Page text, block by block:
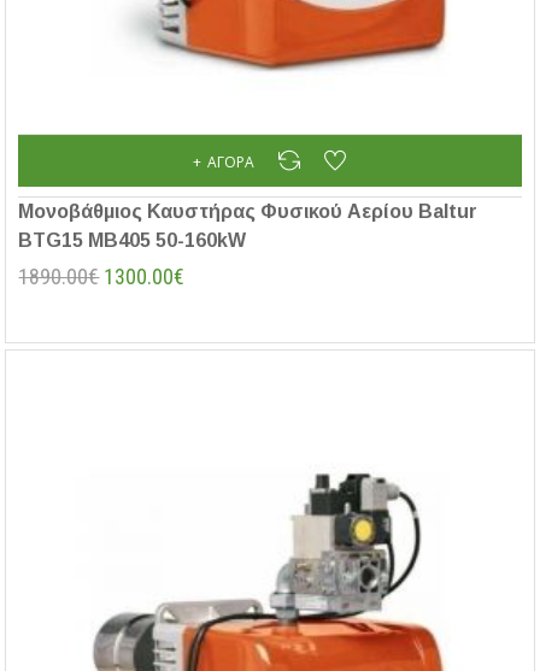
Μονοβάθμιος Καυστήρας Φυσικού Αερίου Baltur
BTG15 MB405 50-160kW
1890.00€ 1300.00€
ΑΓΟΡΆ